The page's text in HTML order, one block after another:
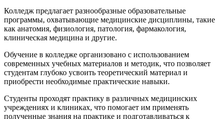
Колледж предлагает разнообразные образовательные
программы, охватывающие медицинские дисциплины, такие
как анатомия, физиология, патология, фармакология,
клиническая медицина и другие.
Обучение в колледже организовано с использованием
современных учебных материалов и методик, что позволяет
студентам глубоко усвоить теоретический материал и
приобрести необходимые практические навыки.
Студенты проходят практику в различных медицинских
учреждениях и клиниках, что помогает им применять
полученные знания на практике и подготавливаться к